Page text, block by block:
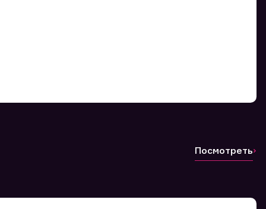
Посмотреть